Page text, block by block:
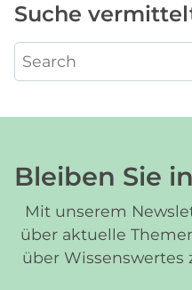
Suche
Bleiben Sie
Mit unserem
über aktuelle
über Wissenswertes